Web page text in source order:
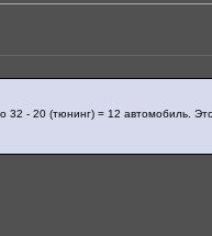
- 20 (тюнинг) = 12 автомобиль.